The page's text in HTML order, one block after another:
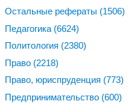
Остальные рефераты (1506)
Педагогика (6624)
Политология (2380)
Право (2218)
Право, юриспруденция (773)
Предпринимательство (600)